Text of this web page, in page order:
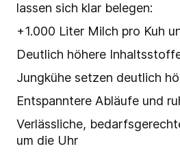
lassen sich klar belegen:
+1.000 Liter Milch pro Kuh
Deutlich höhere
Jungkühe setzen deutlich
Entspanntere Abläufe und
Verlässliche,
um die Uhr